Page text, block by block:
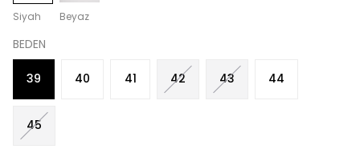
Siyah Beyaz
BEDEN
39 40 41 42 43 44
45